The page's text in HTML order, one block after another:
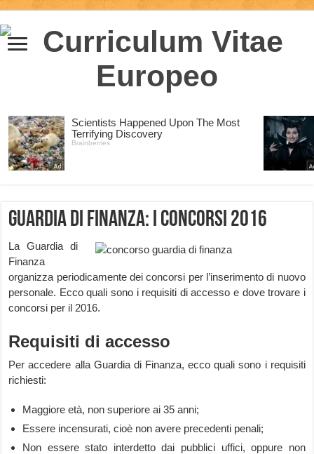
Guardia di Finanza: i concorsi 2016
La Guardia di
Finanza
organizza periodicamente dei concorsi per l’inserimento di nuovo
personale. Ecco quali sono i requisiti di accesso e dove trovare i
concorsi per il 2016.
Requisiti di accesso
Per accedere alla Guardia di Finanza, ecco quali sono i requisiti
richiesti:
Maggiore età, non superiore ai 35 anni;
Essere incensurati, cioè non avere precedenti penali;
Non essere stato interdetto dai pubblici uffici, oppure non